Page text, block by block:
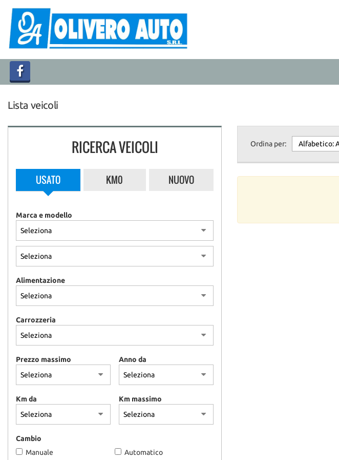
HOME
LISTA VEICOLI
ACQUISTIAMO USATO
ASSISTENZA
Lista veicoli
RICERCA VEICOLI
USATO KM0 NUOVO
Marca e modello
Alimentazione
Carrozzeria
Prezzo massimo Anno da
Km da Km massimo
Cambio
Manuale
Automatico
Ordina per: